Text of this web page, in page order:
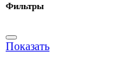
Фильтры
Показать